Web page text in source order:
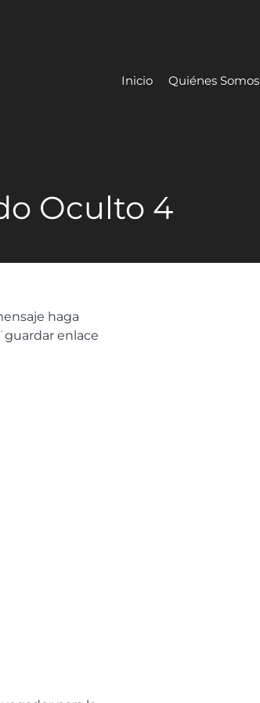
Inicio Quiénes Somos
Oculto 4
haga
enlace